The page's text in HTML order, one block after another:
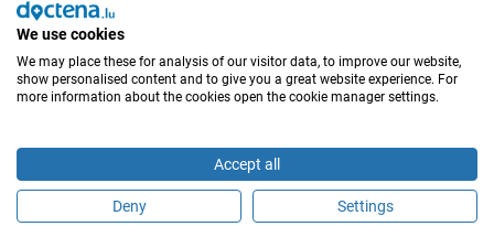
Sind Sie dieser Behandler?
We use cookies
We may place these for analysis of our visitor data, to improve our website,
show personalised content and to give you a great website experience. For
more information about the cookies open the cookie manager settings.
Accept all
Deny Settings